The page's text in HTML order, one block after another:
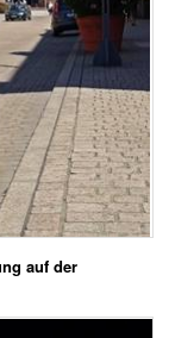
auf der